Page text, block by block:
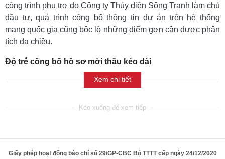
công trình phụ trợ do Công ty Thủy điện Sông Tranh làm chủ
đầu tư, quá trình công bố thông tin dự án trên hệ thống
mạng quốc gia cũng bộc lộ những điểm gợn cần được phân
tích đa chiều.
Độ trễ công bố hồ sơ mời thầu kéo dài
Xem chi tiết
Giấy phép hoạt động báo chí số 29/GP-CBC Bộ TTTT cấp ngày 24/12/2020